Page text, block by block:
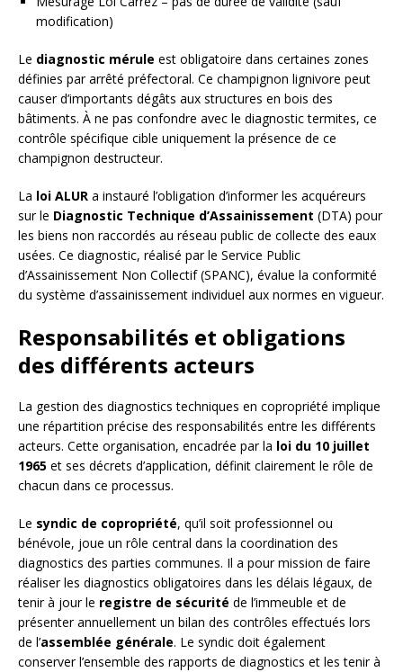
modification)
Le diagnostic mérule est obligatoire dans certaines zones
définies par arrêté préfectoral. Ce champignon lignivore peut
causer d’importants dégâts aux structures en bois des
bâtiments. À ne pas confondre avec le diagnostic termites, ce
contrôle spécifique cible uniquement la présence de ce
champignon destructeur.
La loi ALUR a instauré l’obligation d’informer les acquéreurs
sur le Diagnostic Technique d’Assainissement (DTA) pour
les biens non raccordés au réseau public de collecte des eaux
usées. Ce diagnostic, réalisé par le Service Public
d’Assainissement Non Collectif (SPANC), évalue la conformité
du système d’assainissement individuel aux normes en vigueur.
Responsabilités et obligations
des différents acteurs
La gestion des diagnostics techniques en copropriété implique
une répartition précise des responsabilités entre les différents
acteurs. Cette organisation, encadrée par la loi du 10 juillet
1965 et ses décrets d’application, définit clairement le rôle de
chacun dans ce processus.
Le syndic de copropriété, qu’il soit professionnel ou
bénévole, joue un rôle central dans la coordination des
diagnostics des parties communes. Il a pour mission de faire
réaliser les diagnostics obligatoires dans les délais légaux, de
tenir à jour le registre de sécurité de l’immeuble et de
présenter annuellement un bilan des contrôles effectués lors
de l’assemblée générale. Le syndic doit également
conserver l’ensemble des rapports de diagnostics et les tenir à